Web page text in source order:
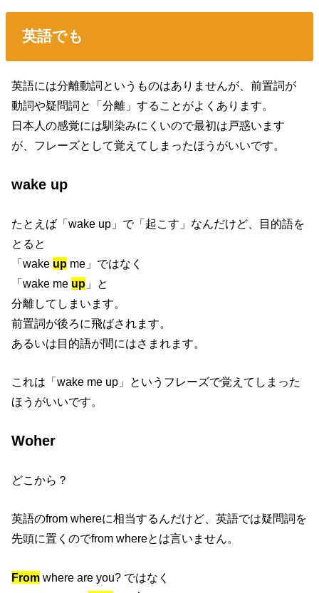
英語でも
英語には分離動詞というものはありませんが、前置詞が
動詞や疑問詞と「分離」することがよくあります。
日本人の感覚には馴染みにくいので最初は戸惑います
が、フレーズとして覚えてしまったほうがいいです。
wake up
たとえば「wake up」で「起こす」なんだけど、目的語を
とると
「wake up me」ではなく
「wake me up 」と
分離してしまいます。
前置詞が後ろに飛ばされます。
あるいは目的語が間にはさまれます。
これは「wake me up」というフレーズで覚えてしまった
ほうがいいです。
Woher
どこから？
英語のfrom whereに相当するんだけど、英語では疑問詞を
先頭に置くのでfrom whereとは言いません。
From where are you? ではなく